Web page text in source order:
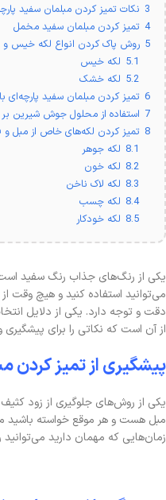
3 نکات تمیز کردن مبلمان سفید
4 تمیز کردن مبلمان سفید مخمل
5 روش پاک کردن انواع لکه خیس
5.1 لکه خیس
5.2 لکه خشک
6 تمیز کردن مبلمان سفید
7 استفاده از محلول جوش شیرین بر
8 تمیز کردن لکه‌های خاص از مبل
8.1 لکه جوهر
8.2 لکه خون
8.3 لکه لاک ناخن
8.4 لکه چسب
8.5 لکه خودکار
یکی از رنگ‌های جذاب رنگ سفید
می‌توانید استفاده کنید و هیچ وقت
دقت و توجه دارد. یکی از دلایل
از آن است که نکاتی را برای پیشگیری
پیشگیری از تمیز کردن
یکی از روش‌های جلوگیری از زود
مبل هست و هر موقع خواسته باشید
زمان‌هایی که مهمان دارید